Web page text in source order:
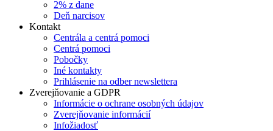
2% z dane
Deň narcisov
Kontakt
Centrála a centrá pomoci
Centrá pomoci
Pobočky
Iné kontakty
Prihlásenie na odber newslettera
Zverejňovanie a GDPR
Informácie o ochrane osobných údajov
Zverejňovanie informácií
Infožiadosť